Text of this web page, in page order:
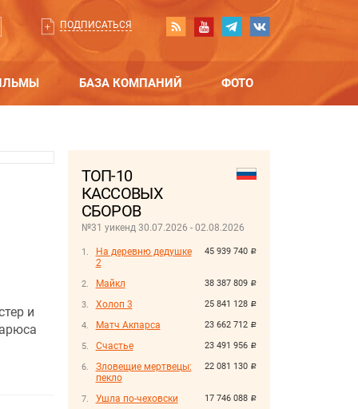
ПОДПИСАТЬСЯ
БАЗА КОМПАНИЙ ФОТО
ТОП-10
КАССОВЫХ
СБОРОВ
№31 уикенд 30.07.2026 - 02.08.2026
45 939 740 руб.
На деревню дедушке
2
38 387 809 руб.
Майкл
25 841 128 руб.
Холоп 3
23 662 712 руб.
Матч Акпарса
23 491 956 руб.
Счастье
22 081 130 руб.
Зловещие мертвецы:
пекло
17 746 088 руб.
Ушла по-чеховски
и